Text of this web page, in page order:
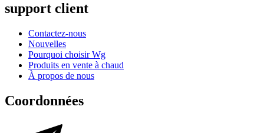
support client
Contactez-nous
Nouvelles
Pourquoi choisir Wg
Produits en vente à chaud
À propos de nous
Coordonnées